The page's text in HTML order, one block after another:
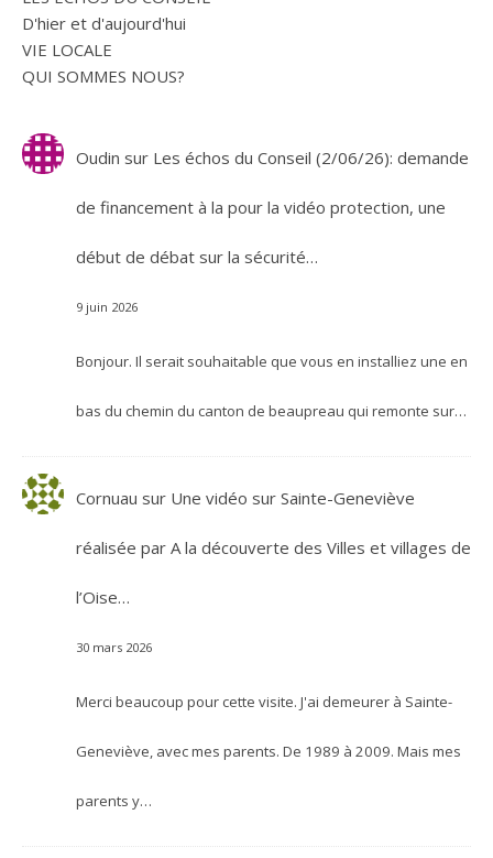
D'hier et d'aujourd'hui
VIE LOCALE
QUI SOMMES NOUS?
Oudin sur Les échos du Conseil (2/06/26): demande
de financement à la pour la vidéo protection, une
début de débat sur la sécurité…
9 juin 2026
Bonjour. Il serait souhaitable que vous en installiez une en
bas du chemin du canton de beaupreau qui remonte sur…
Cornuau sur Une vidéo sur Sainte-Geneviève
réalisée par A la découverte des Villes et villages de
l’Oise…
30 mars 2026
Merci beaucoup pour cette visite. J'ai demeurer à Sainte-
Geneviève, avec mes parents. De 1989 à 2009. Mais mes
parents y…